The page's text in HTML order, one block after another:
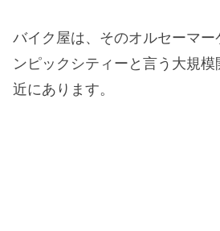
バイク屋は、そのオルセーマー
ンピックシティーと言う大規
近にあります。